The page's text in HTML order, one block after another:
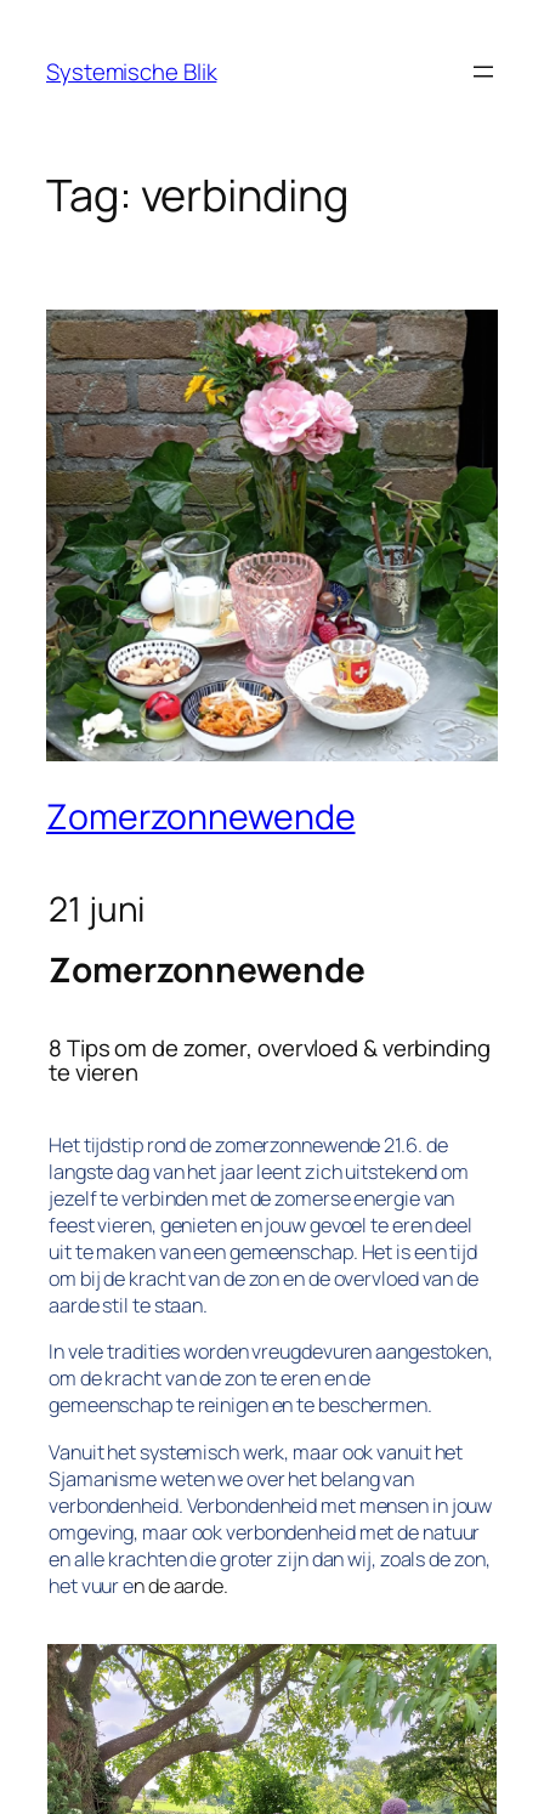
Systemische Blik
Tag: verbinding
Zomerzonnewende
21 juni
Zomerzonnewende
8 Tips om de zomer, overvloed & verbinding
te vieren
Het tijdstip rond de zomerzonnewende 21.6. de
langste dag van het jaar leent zich uitstekend om
jezelf te verbinden met de zomerse energie van
feest vieren, genieten en jouw gevoel te eren deel
uit te maken van een gemeenschap. Het is een tijd
om bij de kracht van de zon en de overvloed van de
aarde stil te staan.
In vele tradities worden vreugdevuren aangestoken,
om de kracht van de zon te eren en de
gemeenschap te reinigen en te beschermen.
Vanuit het systemisch werk, maar ook vanuit het
Sjamanisme weten we over het belang van
verbondenheid. Verbondenheid met mensen in jouw
omgeving, maar ook verbondenheid met de natuur
en alle krachten die groter zijn dan wij, zoals de zon,
het vuur en de aarde.